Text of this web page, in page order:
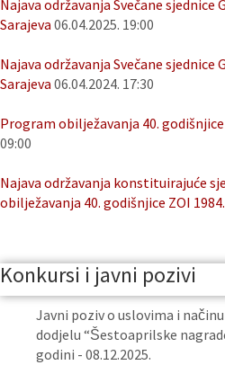
Najava održavanja Svečane sjednice
Sarajeva 06.04.2025. 19:00
Najava održavanja Svečane sjednice
Sarajeva 06.04.2024. 17:30
Program obilježavanja 40. godišnjice
09:00
Najava održavanja konstituirajuće
obilježavanja 40. godišnjice ZOI
Konkursi i javni pozivi
Javni poziv o uslovima i
dodjelu “Šestoaprilske
godini - 08.12.2025.